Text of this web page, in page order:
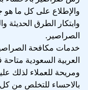
والإطلاع على كل ما هو
وابتكار الطرق
الصراصير.
خدمات مكافحة
العربية السعودية
ومريحة للعملاء لذلك
بالاحساء للتخلص من